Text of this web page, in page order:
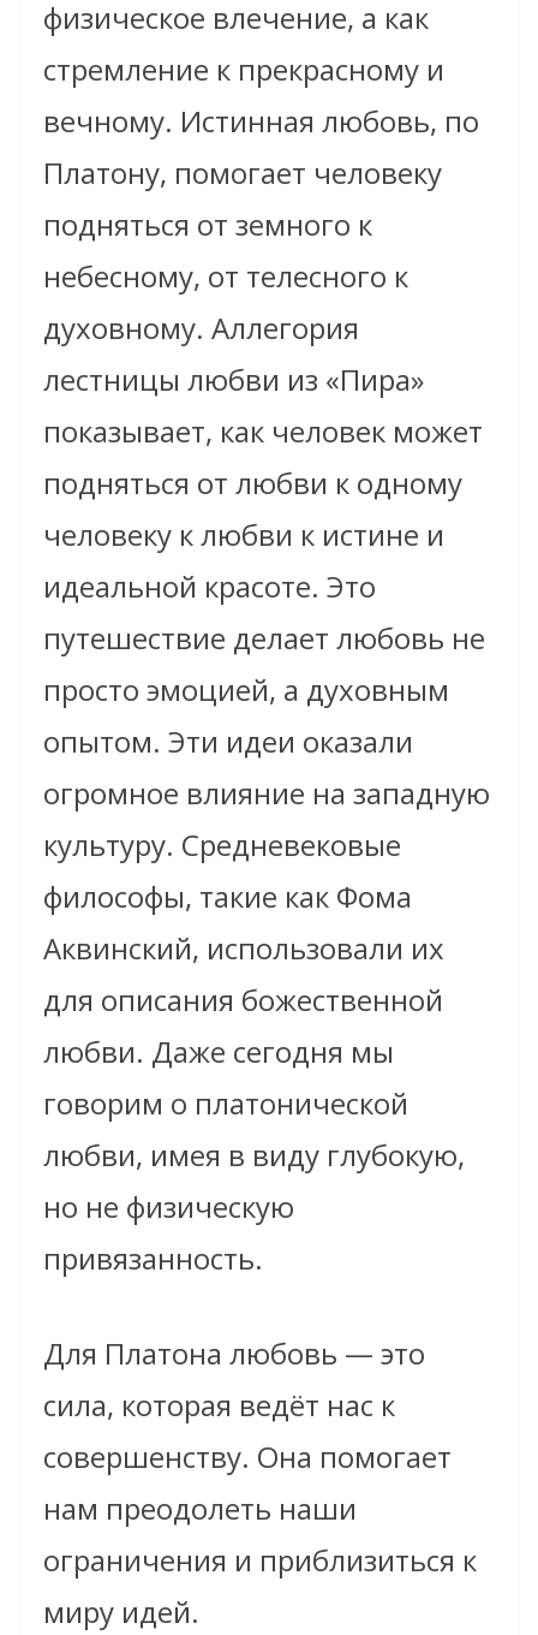
физическое влечение, а как
стремление к прекрасному и
вечному. Истинная любовь, по
Платону, помогает человеку
подняться от земного к
небесному, от телесного к
духовному. Аллегория
лестницы любви из «Пира»
показывает, как человек может
подняться от любви к одному
человеку к любви к истине и
идеальной красоте. Это
путешествие делает любовь не
просто эмоцией, а духовным
опытом. Эти идеи оказали
огромное влияние на западную
культуру. Средневековые
философы, такие как Фома
Аквинский, использовали их
для описания божественной
любви. Даже сегодня мы
говорим о платонической
любви, имея в виду глубокую,
но не физическую
привязанность.
Для Платона любовь — это
сила, которая ведёт нас к
совершенству. Она помогает
нам преодолеть наши
ограничения и приблизиться к
миру идей.